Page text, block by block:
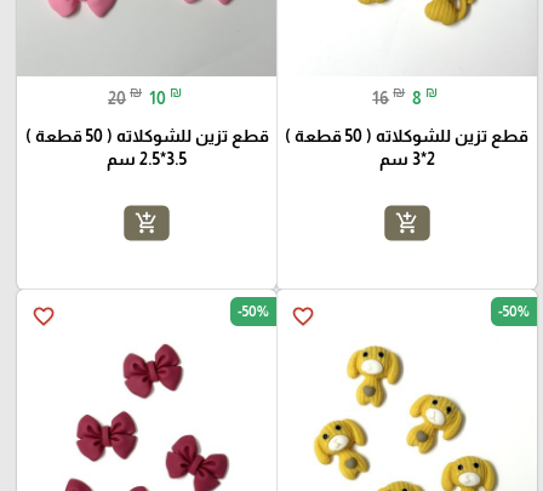
16 ₪ 8 ₪
قطع تزين للشوكلاته ( 50 قطعة )
2*3 سم
add_shopping_cart
20 ₪ 10 ₪
قطع تزين للشوكلاته ( 50 قطعة )
3.5*2.5 سم
add_shopping_cart
favorite_border -50%
favorite_border -50%